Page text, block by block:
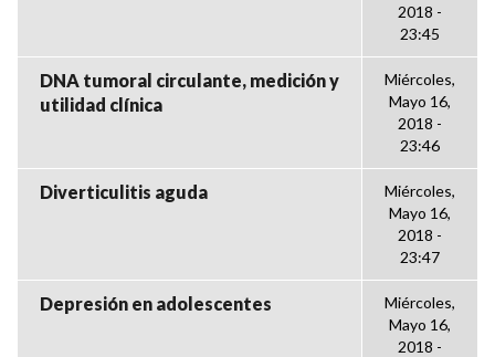
2018 -
23:45
DNA tumoral circulante, medición y
utilidad clínica
Miércoles,
Mayo 16,
2018 -
23:46
Diverticulitis aguda
Miércoles,
Mayo 16,
2018 -
23:47
Depresión en adolescentes
Miércoles,
Mayo 16,
2018 -